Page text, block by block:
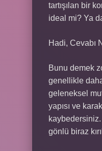
tartışılan bir
ideal mi? Ya
Hadi, Cevabı
Bunu demek
genellikle
geleneksel
yapısı ve
gönlü biraz